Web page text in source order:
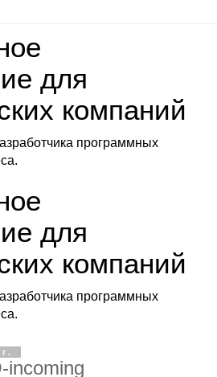
для
компаний
программных
для
компаний
программных
incoming